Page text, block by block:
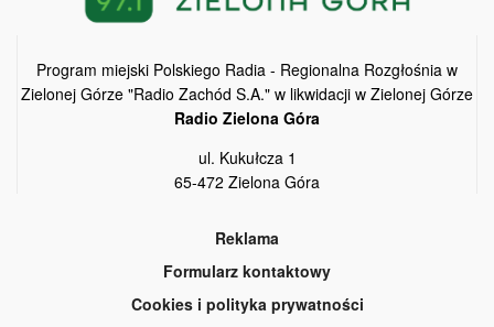
Program miejski Polskiego Radia - Regionalna Rozgłośnia w
Zielonej Górze "Radio Zachód S.A." w likwidacji w Zielonej Górze
Radio Zielona Góra
ul. Kukułcza 1
65-472 Zielona Góra
Reklama
Formularz kontaktowy
Cookies i polityka prywatności